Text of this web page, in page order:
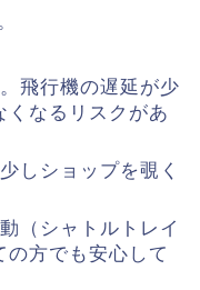
飛行機の遅延が少
くなるリスクがあ
しショップを覗く
（シャトルトレイ
の方でも安心して